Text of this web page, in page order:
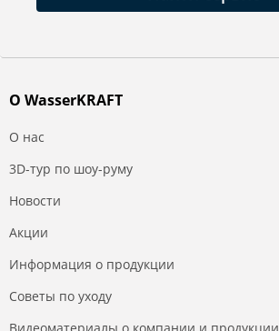
О WasserKRAFT
О нас
3D-тур по шоу-руму
Новости
Акции
Информация о продукции
Советы по уходу